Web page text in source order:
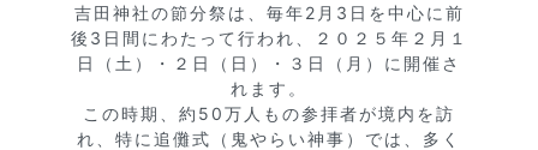
吉田神社の節分祭は、毎年2月3日を中心に前
後3日間にわたって行われ、２０２５年２月１
日（土）・２日（日）・３日（月）に開催さ
れます。
この時期、約50万人もの参拝者が境内を訪
れ、特に追儺式（鬼やらい神事）では、多く